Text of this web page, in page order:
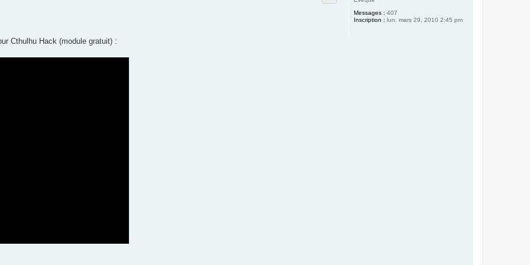
Messages : 407
Inscription : lun. mars 29, 2010 2:45 pm
Cthulhu Hack (module gratuit) :